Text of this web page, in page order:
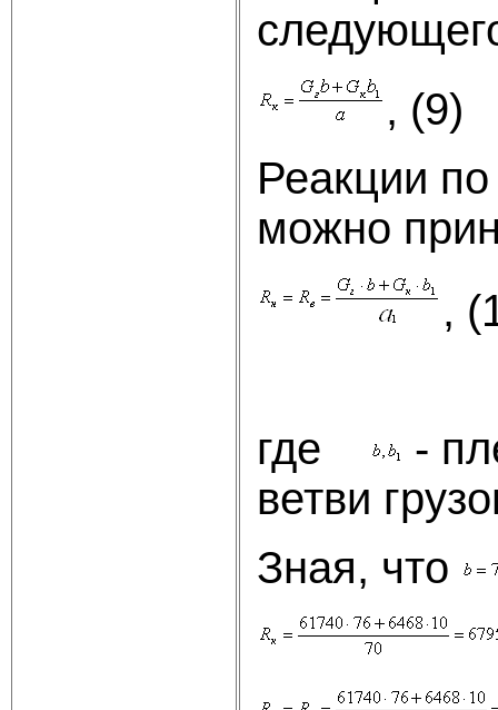
, (9)
Реакции
можно
,
где
-
ветви
Зная, что